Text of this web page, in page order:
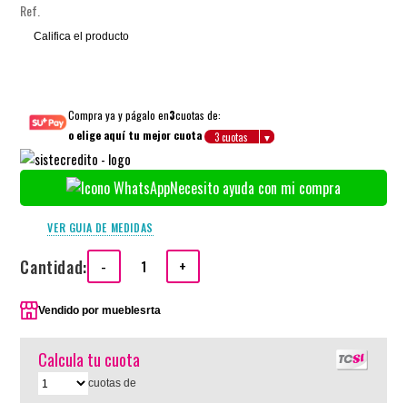
Ref.
Califica el producto
Compra ya y págalo en3cuotas de:
o elige aquí tu mejor cuota
Necesito ayuda con mi compra
VER GUIA DE MEDIDAS
Cantidad: - +
Vendido pormueblesrta
Calcula tu cuota
cuotas de